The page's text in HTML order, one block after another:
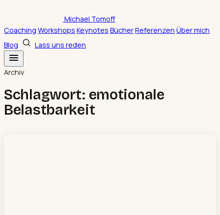
springen
Michael Tomoff
Coaching Workshops Keynotes BücherReferenzen Über mich
Blog
Lass uns reden
Archiv
Schlagwort: emotionale
Belastbarkeit